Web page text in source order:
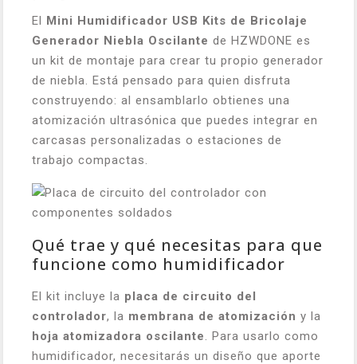
El Mini Humidificador USB Kits de Bricolaje
Generador Niebla Oscilante de HZWDONE es
un kit de montaje para crear tu propio generador
de niebla. Está pensado para quien disfruta
construyendo: al ensamblarlo obtienes una
atomización ultrasónica que puedes integrar en
carcasas personalizadas o estaciones de
trabajo compactas.
Qué trae y qué necesitas para que
funcione como humidificador
El kit incluye la placa de circuito del
controlador, la membrana de atomización y la
hoja atomizadora oscilante. Para usarlo como
humidificador, necesitarás un diseño que aporte